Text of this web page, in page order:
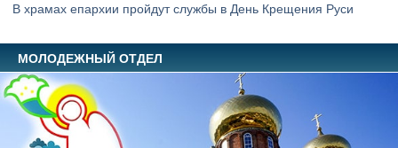
В храмах епархии пройдут службы в День Крещения Руси
МОЛОДЕЖНЫЙ ОТДЕЛ